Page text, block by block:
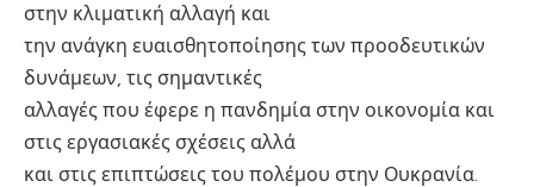
στην κλιματική αλλαγή και
την ανάγκη ευαισθητοποίησης των προοδευτικών
δυνάμεων, τις σημαντικές
αλλαγές που έφερε η πανδημία στην οικονομία και
στις εργασιακές σχέσεις αλλά
και στις επιπτώσεις του πολέμου στην Ουκρανία.